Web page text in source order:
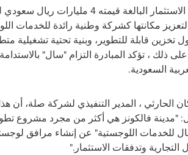
وأضاف أن هذا الاستثمار
مكانتها كشركة وطنية رائدة للخدمات
تخزين قابلة للتطوير، وبنية تحتية
ذلك ، تؤكد المبادرة التزام "سال"
السعودية.
الحارثي ، المدير التنفيذي لشركة صلة، أن
"مدينة فالكونز هي أكثر من مجرد مشروع
للخدمات اللوجستية" عن إنشاء مرافق
التجارية وتدفقات الاستثمار."